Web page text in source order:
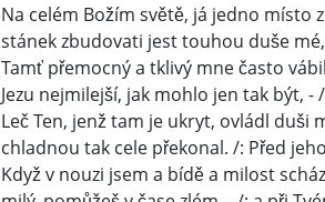
Na celém Božím světě, já jedno místo
stánek zbudovati jest touhou duše
Tamť přemocný a tklivý mne často
Jezu nejmilejší, jak mohlo jen tak být,
Leč Ten, jenž tam je ukryt, ovládl duši
chladnou tak cele překonal. /: Před
Když v nouzi jsem a bídě a milost